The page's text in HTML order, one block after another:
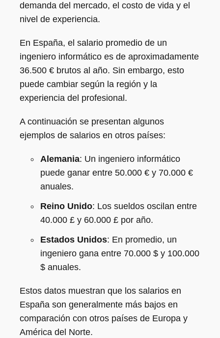
demanda del mercado, el costo de vida y el
nivel de experiencia.
En España, el salario promedio de un
ingeniero informático es de aproximadamente
36.500 € brutos al año. Sin embargo, esto
puede cambiar según la región y la
experiencia del profesional.
A continuación se presentan algunos
ejemplos de salarios en otros países:
Alemania: Un ingeniero informático
puede ganar entre 50.000 € y 70.000 €
anuales.
Reino Unido: Los sueldos oscilan entre
40.000 £ y 60.000 £ por año.
Estados Unidos: En promedio, un
ingeniero gana entre 70.000 $ y 100.000
$ anuales.
Estos datos muestran que los salarios en
España son generalmente más bajos en
comparación con otros países de Europa y
América del Norte.